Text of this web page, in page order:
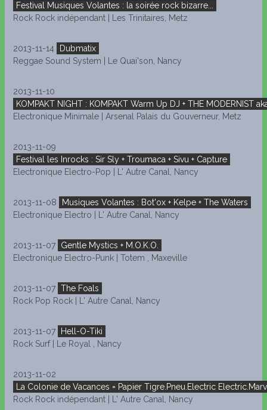
Festival Musiques Volantes : la soirée rock bizarre...
Rock Rock indépendant | Les Trinitaires, Metz
2013-11-14
Dubmatix
Reggae Sound System | Le Quai'son, Nancy
2013-11-10
KOMPAKT NIGHT : KOMPAKT Warm Up DJ + THE MODERNIST
Electronique Minimale | Arsenal Palais du Gouverneur, Metz
2013-11-09
Festival les Inrocks : Sir Sly + Troumaca + Sivu + Capture
Electronique Electro-Pop | L' Autre Canal, Nancy
2013-11-08
Musiques Volantes : Bot'ox + Kelpe + The Waters
Electronique Electro | L' Autre Canal, Nancy
2013-11-07
Gentle Mystics + M.O.K.O.
Electronique Electro-Punk | Totem , Maxeville
2013-11-07 The Foals
Rock Pop Rock | L' Autre Canal, Nancy
2013-11-07
Hell-O-Tiki
Rock Surf | Le Royal , Nancy
2013-11-02
La Colonie de Vacances = Papier Tigre.Pneu.Electric
Rock Rock indépendant | L' Autre Canal, Nancy